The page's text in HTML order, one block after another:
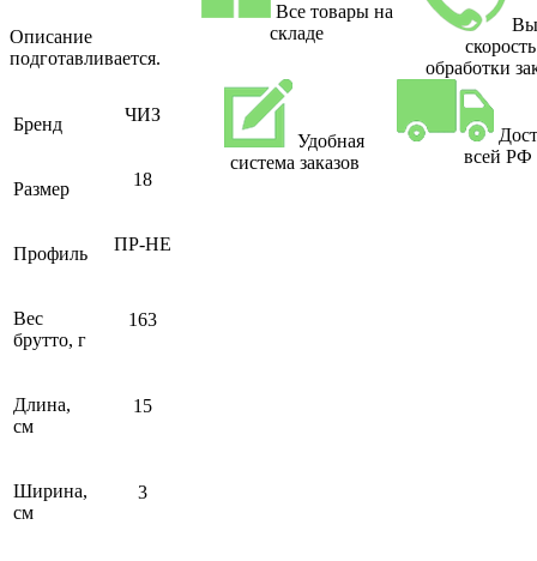
Описание
подготавливается.
Бренд ЧИЗ
Размер 18
Профиль ПР-НЕ
Вес
брутто, г
163
Длина,
см
15
Ширина,
см
3
Все товары на
складе
скорость
обработки
Удобная
система заказов
всей РФ